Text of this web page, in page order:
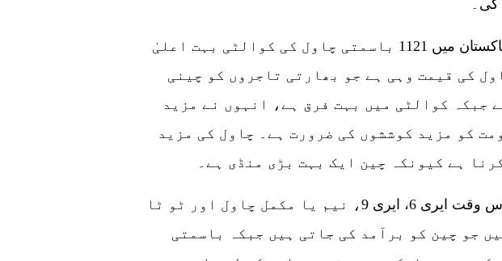
گی۔
ان کا یہ بھی کہنا تھا کہ پاکستان میں 1121 باسمتی چاول کی کوالٹی بہت اعلیٰ
کی قیمت وہی ہے جو بھارتی تاجروں کو چینی
جبکہ کوالٹی میں بہت فرق ہے، انہوں نے مزید
کو مزید کوششوں کی ضرورت ہے۔ چاول کی مزید
ہے کیونکہ چین ایک بہت بڑی منڈی ہے۔
انہوں نے یہ بھی بتایا کہ اس وقت ایری 6، ایری 9، نیم یا مکمل چاول اور ٹو ٹا
جو چین کو برآمد کی جاتی ہیں جبکہ باسمتی